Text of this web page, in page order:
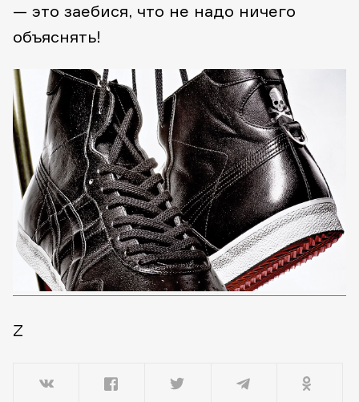
— это заебися, что не надо ничего
объяснять!
Z